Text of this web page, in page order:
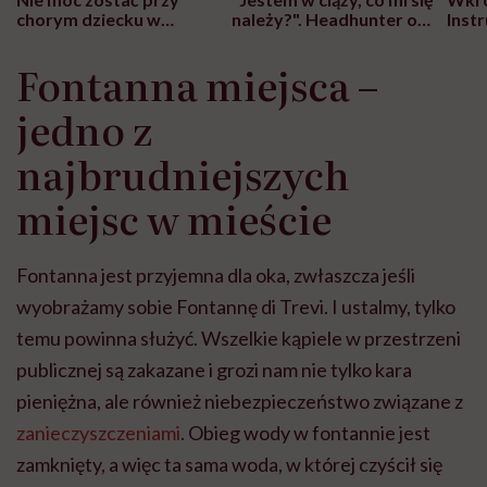
chorym dziecku w
może chyba tylko
głupota i brak
wyobraźni"
należy?". Headhunter o
pracy
Fontanna miejsca –
jedno z
najbrudniejszych
miejsc w mieście
Fontanna jest przyjemna dla oka, zwłaszcza jeśli
wyobrażamy sobie Fontannę di Trevi. I ustalmy, tylko
temu powinna służyć. Wszelkie kąpiele w przestrzeni
publicznej są zakazane i grozi nam nie tylko kara
pieniężna, ale również niebezpieczeństwo związane z
zanieczyszczeniami. Obieg wody w fontannie jest
zamknięty, a więc ta sama woda, w której czyścił się